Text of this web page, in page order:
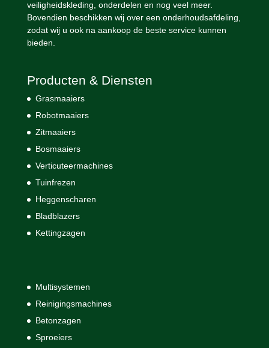
veiligheidskleding, onderdelen en nog veel meer.
Bovendien beschikken wij over een onderhoudsafdeling,
zodat wij u ook na aankoop de beste service kunnen
bieden.
Producten & Diensten
Grasmaaiers
Robotmaaiers
Zitmaaiers
Bosmaaiers
Verticuteermachines
Tuinfrezen
Heggenscharen
Bladblazers
Kettingzagen
Multisystemen
Reinigingsmachines
Betonzagen
Sproeiers